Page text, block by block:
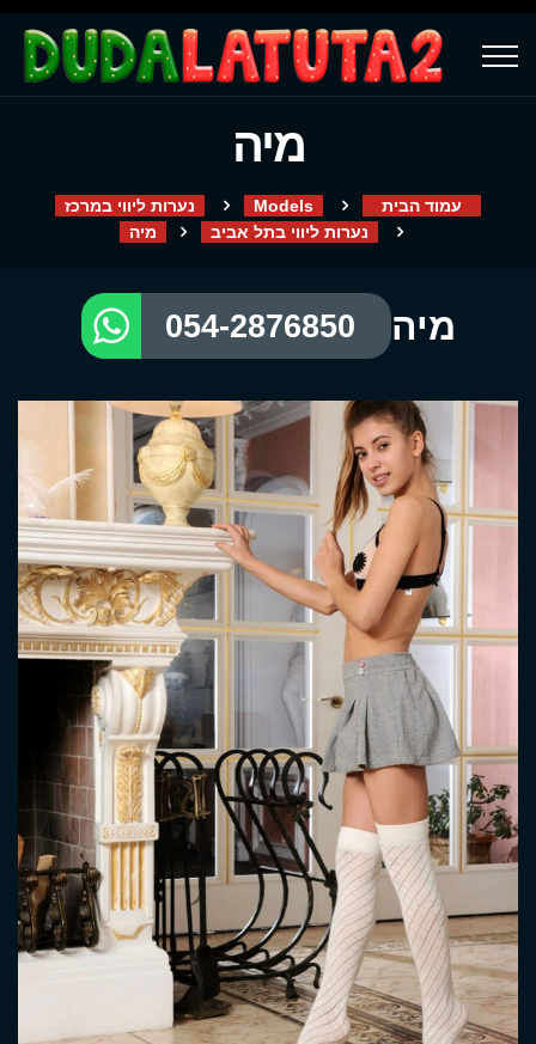
מיה
עמוד הבית Models
נערות ליווי במרכז
נערות ליווי בתל אביב
מיה
מיה 054-2876850